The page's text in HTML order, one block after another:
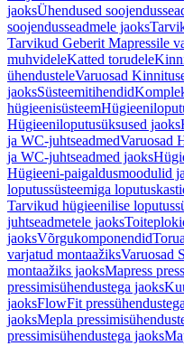
jaoksÜhendused
soojendusseadmele jaoks
Tarvikud Geberit Mapressile
muhvideleKatted torudele
ühendusteleVaruosad
jaoksSüsteemitihendid
hügieenisüsteem
Hügieeniloputusüksused jaoks
ja WC-juhtseadmedVaruosad
ja WC-juhtseadmed jaoks
Hügieeni-paigaldusmoodulid
loputussüsteemiga
Tarvikud hügieenilise
juhtseadmetele jaoks
jaoksVõrgukomponendid
varjatud montaažiksVaruosad
montaažiks jaoksMapress
pressimisühendustega jaoks
jaoksFlowFit pressühendustega
jaoksMepla
pressimisühendustega jaoks